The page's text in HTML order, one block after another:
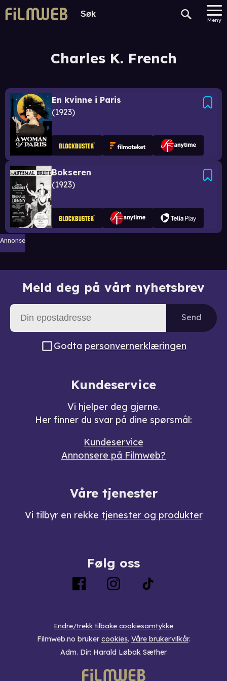
Meny
Charles K. French
En kvinne i Paris
1923
Bokseren
1923
Annonse
Meld deg på vårt nyhetsbrev
Send
Godta personvernerklæringen
Kundeservice
Vi hjelper deg gjerne.
Her finner du svar på dine spørsmål:
Kundeservice
Annonsere på Filmweb?
Våre tjenester
Vi tilbyr en rekke tjenester og produkter
Følg oss
Endre/trekk tilbake cookiesamtykke
Filmweb.no bruker cookies. Våre brukervilkår.
Adm. Dir: Harald Løbak Sæther